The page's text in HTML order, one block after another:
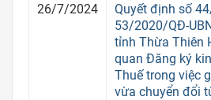
26/7/2024
Quyết định số
53/2020/QĐ-
tỉnh Thừa Thiên
quan Đăng ký
Thuế trong việc
vừa chuyển đổi